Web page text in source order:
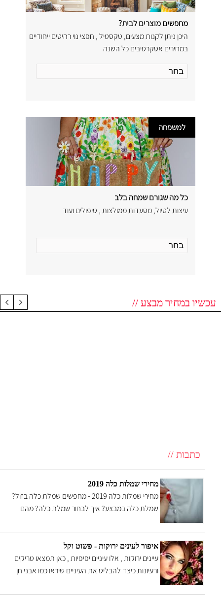
מחפשים מוצרים לבית?
היכן ניתן לקנות מצעים, טקסטיל , חפצי נוי רהיטים ייחודיים
במחירים אטקרטיבים כל השנה
למשפחה
כל מה שגורם שמחה בלב
עיצות לטיול, מסעדות ממולצות , טיפולים ועוד
עכשיו במחיר מבצע //
כתבות //
מחירי שמלות כלה 2019
מחירי שמלות כלה 2019 - מחפשים שמלת כלה בזול?
שמלת כלה במבצע? איך לבחור שמלת כלה? מהם
האם זה תלוי עונה ? באתר זה מחירן של כל שמלות
הכלה נמוכים מהממוצע
איפור לעינים ירוקות - פשוט וקל
עיינים ירוקות , אלו עיניים יפיפיות , כאן תמצאו טריקים
ורעיונות כיצד להבליט את העיניים שיראו כמו אבני חן